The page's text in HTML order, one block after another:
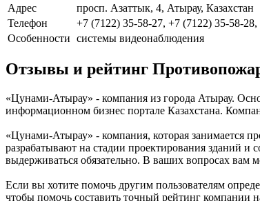
Адрес
просп. Азаттык, 4, Атырау, Казахстан
Телефон
+7 (7122) 35-58-27, +7 (7122) 35-58-
Особенности системы видеонаблюдения
Отзывы и рейтинг
«Цунами-Атырау» - компания из города Атырау.
информационном бизнес портале Казахстана.
«Цунами-Атырау» - компания, которая занимается
разрабатывают на стадии проектирования зданий
выдерживаться обязательно. В ваших вопросах
Если вы хотите помочь другим пользователям
чтобы помочь составить точный рейтинг компании